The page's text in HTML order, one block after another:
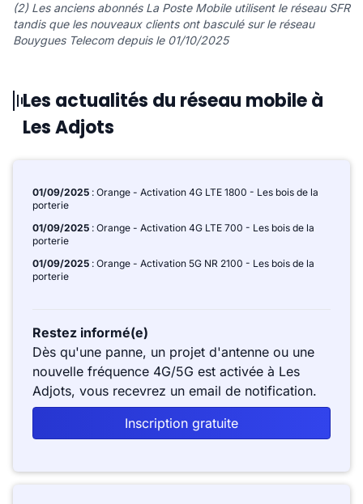
(2) Les anciens abonnés La Poste Mobile utilisent le réseau SFR
tandis que les nouveaux clients ont basculé sur le réseau
Bouygues Telecom depuis le 01/10/2025
Les actualités du réseau mobile à
Les Adjots
01/09/2025 : Orange - Activation 4G LTE 1800 - Les bois de la
porterie
01/09/2025 : Orange - Activation 4G LTE 700 - Les bois de la
porterie
01/09/2025 : Orange - Activation 5G NR 2100 - Les bois de la
porterie
Restez informé(e)
Dès qu'une panne, un projet d'antenne ou une
nouvelle fréquence 4G/5G est activée à Les
Adjots, vous recevrez un email de notification.
Inscription gratuite